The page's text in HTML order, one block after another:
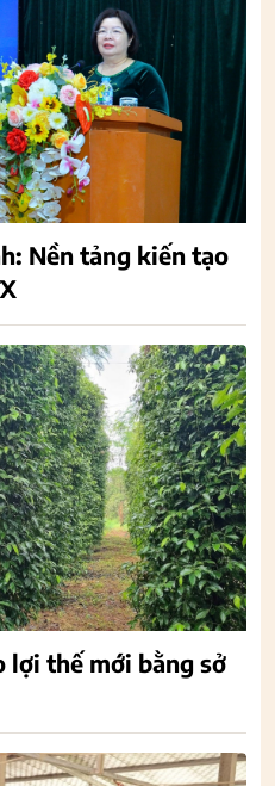
Nền tảng kiến tạo
lợi thế mới bằng sở